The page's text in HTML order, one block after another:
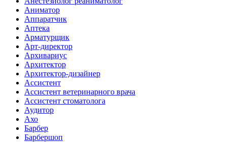
Аниматор
Аппаратчик
Аптека
Арматурщик
Арт-директор
Архивариус
Архитектор
Архитектор-дизайнер
Ассистент
Ассистент ветеринарного врача
Ассистент стоматолога
Аудитор
Ахо
Барбер
Барбершоп